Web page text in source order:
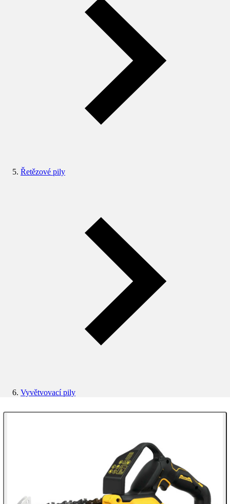
Řetězové pily
Vyvětvovací pily